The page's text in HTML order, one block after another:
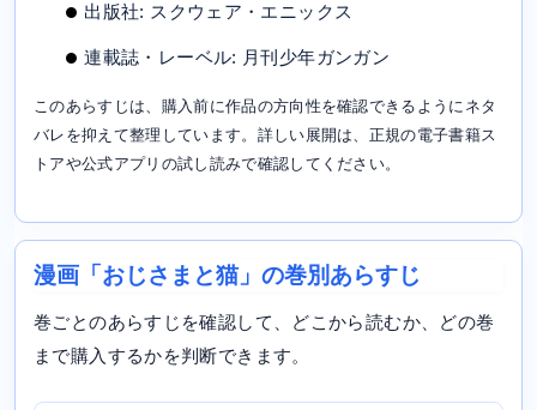
出版社: スクウェア・エニックス
連載誌・レーベル: 月刊少年ガンガン
このあらすじは、購入前に作品の方向性を確認できるようにネタ
バレを抑えて整理しています。詳しい展開は、正規の電子書籍ス
トアや公式アプリの試し読みで確認してください。
漫画「おじさまと猫」の巻別あらすじ
巻ごとのあらすじを確認して、どこから読むか、どの巻
まで購入するかを判断できます。